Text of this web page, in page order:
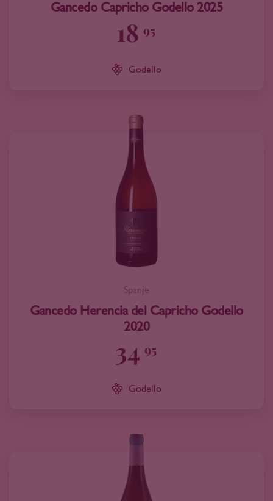
Gancedo Capricho Godello 2025
18 95
Godello
Spanje
Gancedo Herencia del Capricho Godello
2020
34 95
Godello